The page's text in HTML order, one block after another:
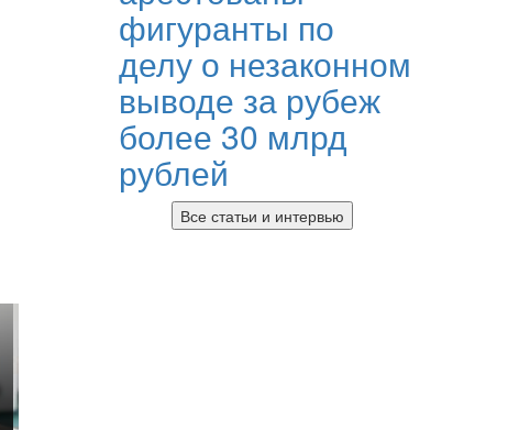
фигуранты по
делу о незаконном
выводе за рубеж
более 30 млрд
рублей
Все статьи и интервью